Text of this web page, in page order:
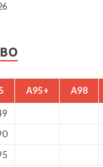
A95+ A98